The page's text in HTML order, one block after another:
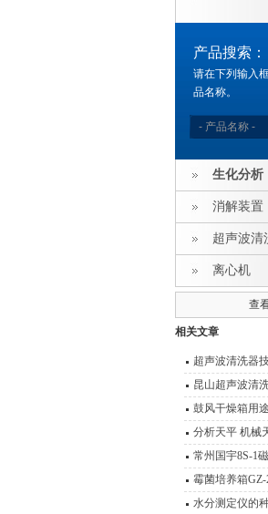
产品搜索：
请在下列输入
品名称。
生化分析
消解装置
超声波清
离心机
查
相关文章
超声波清洗器
器产品型号 报
昆山超声波清
鼓风干燥箱用
分析天平 机械
精密天平 电子
平 静水力学天
仪 离子计 滴定
常州国宇8S-1
点 磁力操作技
霉菌培养箱
水分测定仪的